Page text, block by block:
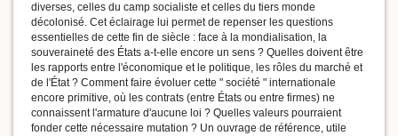
diverses, celles du camp socialiste et celles du tiers monde
décolonisé. Cet éclairage lui permet de repenser les questions
essentielles de cette fin de siècle : face à la mondialisation, la
souveraineté des États a-t-elle encore un sens ? Quelles doivent être
les rapports entre l'économique et le politique, les rôles du marché et
de l'État ? Comment faire évoluer cette " société " internationale
encore primitive, où les contrats (entre États ou entre firmes) ne
connaissent l'armature d'aucune loi ? Quelles valeurs pourraient
fonder cette nécessaire mutation ? Un ouvrage de référence, utile